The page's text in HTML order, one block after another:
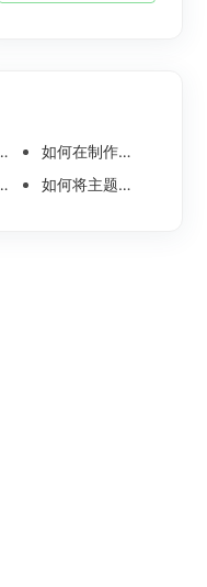
如何在制作组织架构思维导图时添加旁支型架构
如何将主题节点中的图片一键转为思维导图？